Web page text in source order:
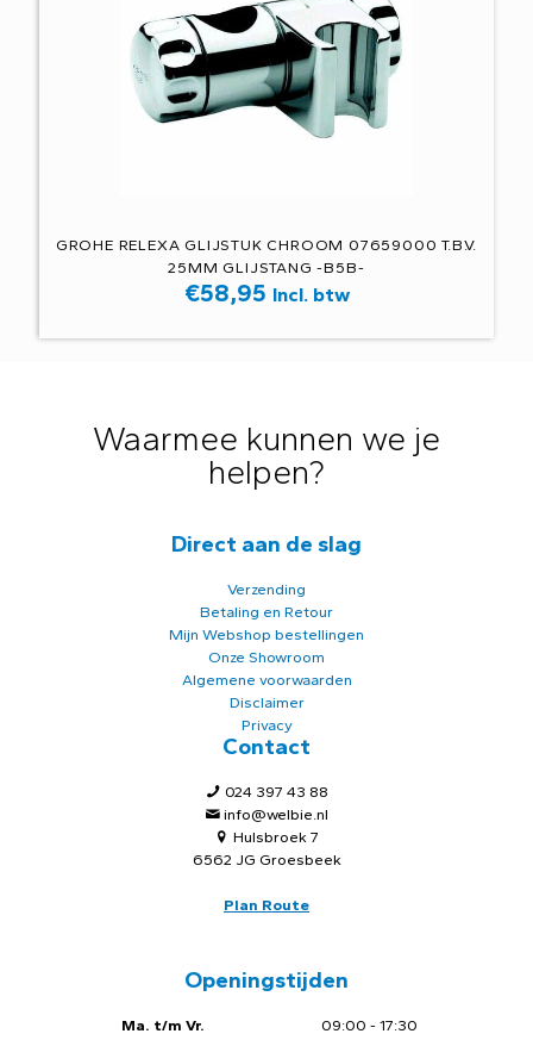
GROHE RELEXA GLIJSTUK CHROOM 07659000 T.B.V.
25MM GLIJSTANG -B5B-
€58,95 Incl. btw
Waarmee kunnen we je
helpen?
Direct aan de slag
Verzending
Betaling en Retour
Mijn Webshop bestellingen
Onze Showroom
Algemene voorwaarden
Disclaimer
Privacy
Contact
024 397 43 88
info@welbie.nl
Hulsbroek 7
6562 JG Groesbeek
Plan Route
Openingstijden
Ma. t/m Vr.
09:00 - 17:30